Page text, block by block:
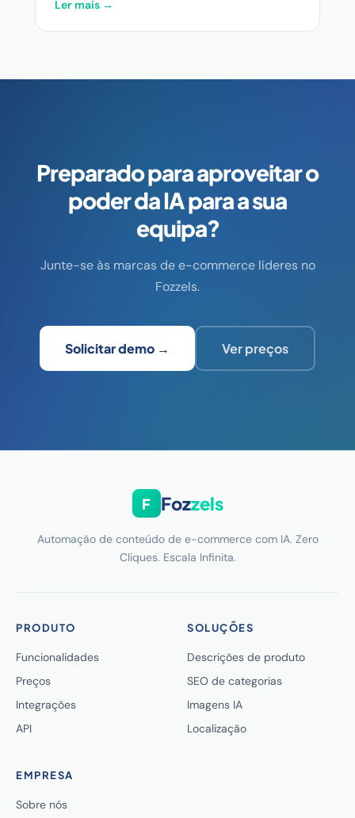
Ler mais →
Preparado para aproveitar o
poder da IA para a sua
equipa?
Junte-se às marcas de e-commerce líderes no
Fozzels.
Solicitar demo → Ver preços
F Fozzels
Automação de conteúdo de e-commerce com IA. Zero
Cliques. Escala Infinita.
PRODUTO
Funcionalidades
Preços
Integrações
API
SOLUÇÕES
Descrições de produto
SEO de categorias
Imagens IA
Localização
EMPRESA
Sobre nós